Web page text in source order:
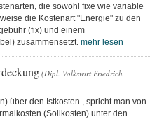
die sowohl fixe wie variable
die Kostenart "Energie" zu den
(fix) und einem
zusammensetzt. mehr lesen
(Dipl. Volkswirt Friedrich
über den Istkosten , spricht man von
(Sollkosten) unter den